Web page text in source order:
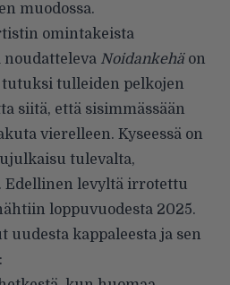
muodossa.
omintakeista
noudatteleva Noidankehä on
tulleiden pelkojen
siitä, että sisimmässään
vierelleen. Kyseessä on
tulevalta,
Edellinen levyltä irrotettu
loppuvuodesta 2025.
kappaleesta ja sen